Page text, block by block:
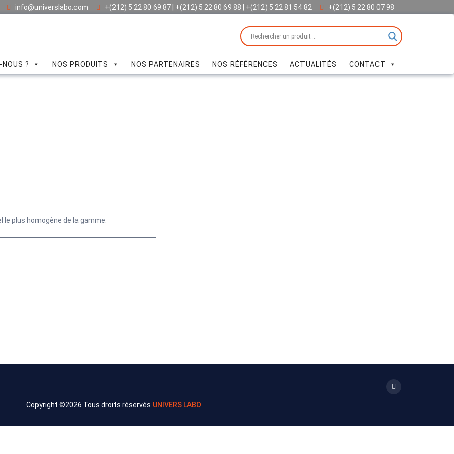
info@universlabo.com +(212) 5 22 80 69 87 | +(212) 5 22 80 69 88 | +(212) 5 22 81 54 82 +(212) 5 22 80 07 98
? NOS PRODUITS NOS PARTENAIRES NOS RÉFÉRENCES ACTUALITÉS CONTACT
plus homogène de la gamme.
Copyright ©2026 Tous droits réservés UNIVERS LABO